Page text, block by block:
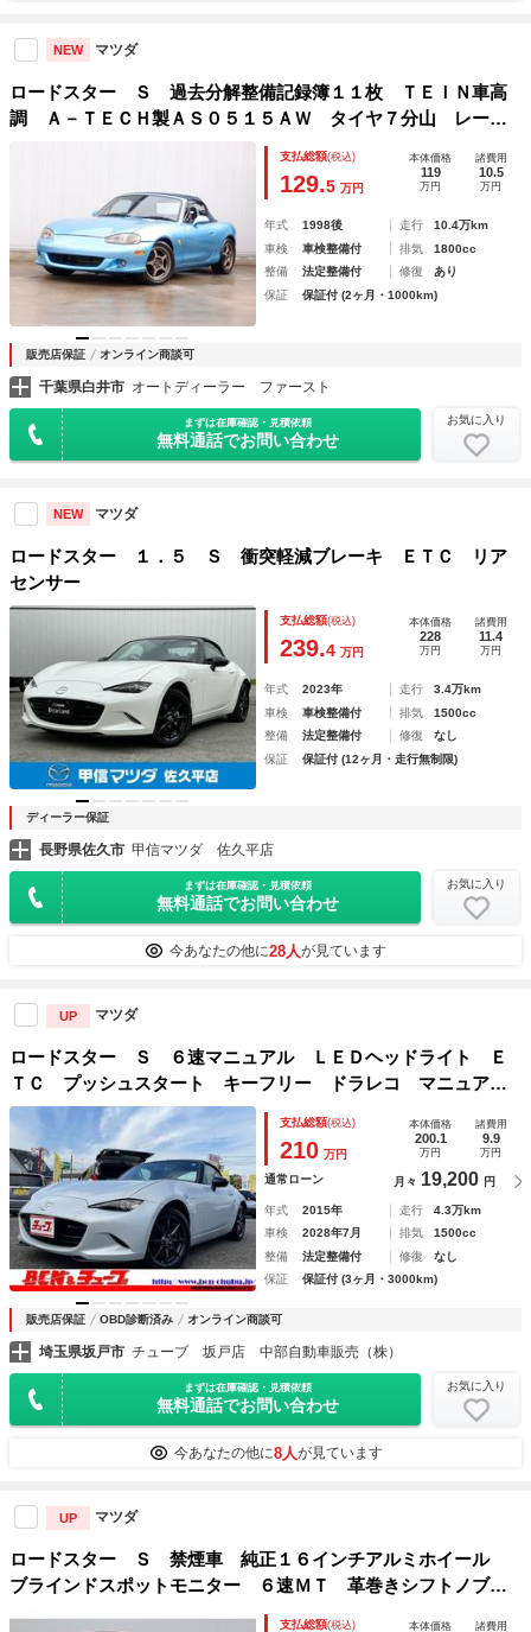
NEW マツダ
ロードスター Ｓ 過去分解整備記録簿１１枚 ＴＥＩＮ車高
調 Ａ－ＴＥＣＨ製ＡＳ０５１５ＡＷ タイヤ７分山 レーシ
ングビート左右出しマフラー ガラス幌 ＴＥＩＮ製ＥＤＦ
Ｃ ロールバー マキシムエキマニ ＥＴＣ ＨＩＤ
支払総額(税込)
129.5 万円
本体価格
119
万円
諸費用
10.5
万円
年式 1998後 走行
10.4万km
車検
車検整備付 排気
1800cc
整備
法定整備付 修復
あり
保証
保証付 (2ヶ月・1000km)
販売店保証 オンライン商談可
千葉県白井市 オートディーラー ファースト
まずは在庫確認・見積依頼
無料通話でお問い合わせ
お気に入り
NEW マツダ
ロードスター １．５ Ｓ 衝突軽減ブレーキ ＥＴＣ リア
センサー
支払総額(税込)
239.4 万円
本体価格
228
万円
諸費用
11.4
万円
年式 2023年 走行
3.4万km
車検
車検整備付 排気
1500cc
整備
法定整備付 修復
なし
保証
保証付 (12ヶ月・走行無制限)
ディーラー保証
長野県佐久市 甲信マツダ 佐久平店
まずは在庫確認・見積依頼
無料通話でお問い合わせ
お気に入り
今あなたの他に28人が見ています
UP マツダ
ロードスター Ｓ ６速マニュアル ＬＥＤヘッドライト Ｅ
ＴＣ プッシュスタート キーフリー ドラレコ マニュアル
エアコン 純正アルミ リモコン格納ミラー 運転席、助手席
エアバッグ パワーステアリング
支払総額(税込)
210 万円
本体価格
200.1
万円
諸費用
9.9
万円
通常ローン 月々 19,200 円
年式 2015年 走行
4.3万km
車検
2028年7月 排気
1500cc
整備
法定整備付 修復
なし
保証
保証付 (3ヶ月・3000km)
販売店保証 OBD診断済み オンライン商談可
埼玉県坂戸市 チューブ 坂戸店 中部自動車販売（株）
まずは在庫確認・見積依頼
無料通話でお問い合わせ
お気に入り
今あなたの他に8人が見ています
UP マツダ
ロードスター Ｓ 禁煙車 純正１６インチアルミホイール
ブラインドスポットモニター ６速ＭＴ 革巻きシフトノブ
クリアランスソナー 車線逸脱警報システム スマートシティ
支払総額(税込) 本体価格 諸費用